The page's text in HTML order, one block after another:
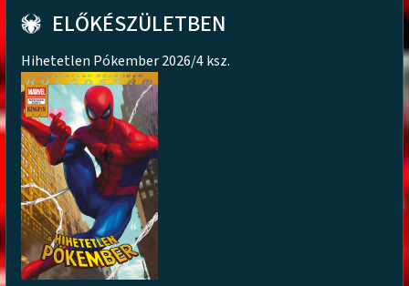
ELŐKÉSZÜLETBEN
Hihetetlen Pókember 2026/4 ksz.